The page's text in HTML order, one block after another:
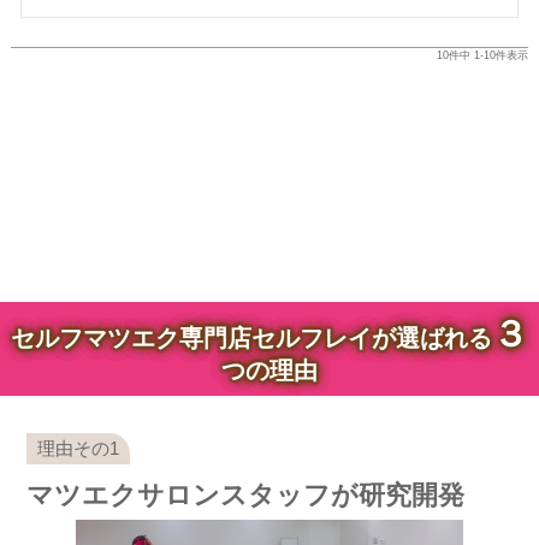
10件中 1-10件表示
セルフマツエク専門店セルフレイが選ばれる３
つの理由
マツエクサロンスタッフが研究開発